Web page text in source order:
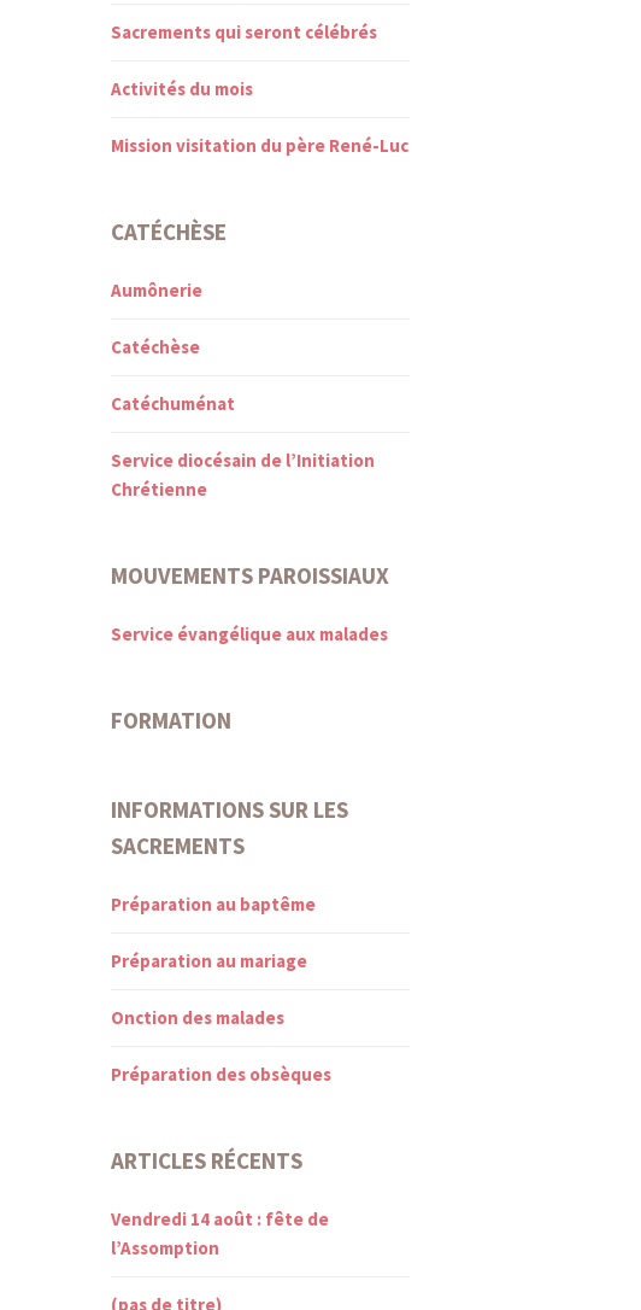
Sacrements qui seront célébrés
Activités du mois
Mission visitation du père René-Luc
CATÉCHÈSE
Aumônerie
Catéchèse
Catéchuménat
Service diocésain de l’Initiation
Chrétienne
MOUVEMENTS PAROISSIAUX
Service évangélique aux malades
FORMATION
INFORMATIONS SUR LES
SACREMENTS
Préparation au baptême
Préparation au mariage
Onction des malades
Préparation des obsèques
ARTICLES RÉCENTS
Vendredi 14 août : fête de
l’Assomption
(pas de titre)